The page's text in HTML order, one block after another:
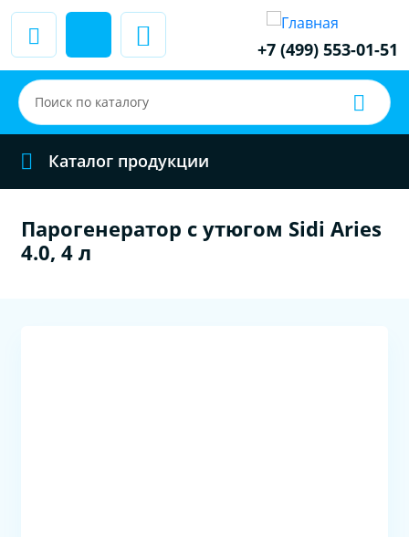
+7 (499) 553-01-51
Каталог продукции
Парогенератор с утюгом Sidi Aries
4.0, 4 л